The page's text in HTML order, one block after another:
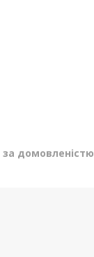
за домовленістю